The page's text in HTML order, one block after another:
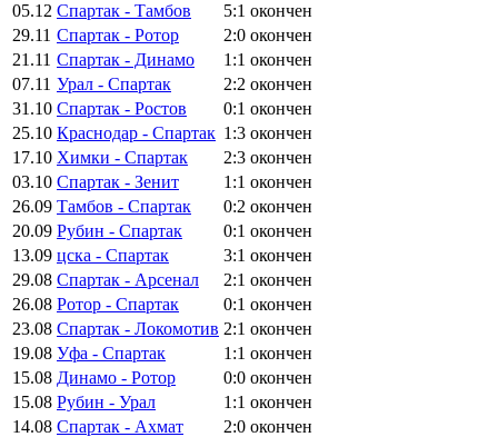
05.12 Спартак - Тамбов 5:1 окончен
29.11 Спартак - Ротор 2:0 окончен
21.11 Спартак - Динамо 1:1 окончен
07.11 Урал - Спартак 2:2 окончен
31.10 Спартак - Ростов 0:1 окончен
25.10 Краснодар - Спартак 1:3 окончен
17.10 Химки - Спартак 2:3 окончен
03.10 Спартак - Зенит 1:1 окончен
26.09 Тамбов - Спартак 0:2 окончен
20.09 Рубин - Спартак 0:1 окончен
13.09 цска - Спартак 3:1 окончен
29.08 Спартак - Арсенал 2:1 окончен
26.08 Ротор - Спартак 0:1 окончен
23.08 Спартак - Локомотив 2:1 окончен
19.08 Уфа - Спартак 1:1 окончен
15.08 Динамо - Ротор 0:0 окончен
15.08 Рубин - Урал 1:1 окончен
14.08 Спартак - Ахмат 2:0 окончен